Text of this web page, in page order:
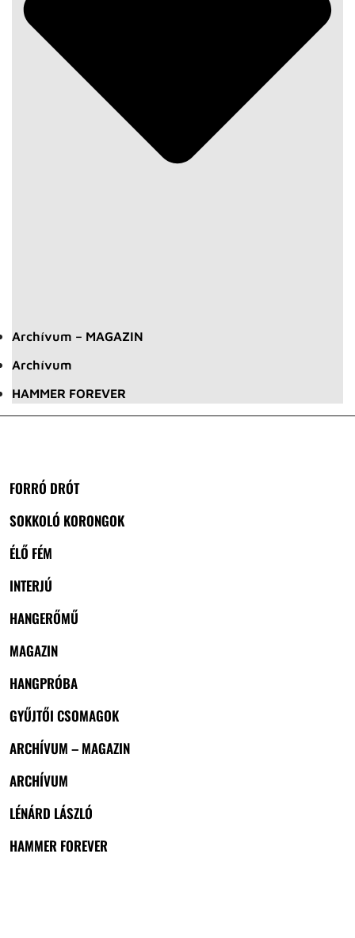
Archívum – MAGAZIN
Archívum
HAMMER FOREVER
FORRÓ DRÓT
SOKKOLÓ KORONGOK
ÉLŐ FÉM
INTERJÚ
HANGERŐMŰ
MAGAZIN
HANGPRÓBA
GYŰJTŐI CSOMAGOK
ARCHÍVUM – MAGAZIN
ARCHÍVUM
LÉNÁRD LÁSZLÓ
HAMMER FOREVER